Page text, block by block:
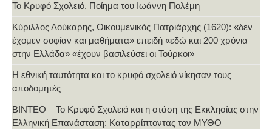
Το Κρυφό Σχολειό. Ποίημα του Ιωάννη Πολέμη
Κύριλλος Λούκαρης, Οικουμενικός Πατριάρχης (1620): «δεν
έχομεν σοφίαν και μαθήματα» επειδή «εδώ και 200 χρόνια
στην Ελλάδα» «έχουν βασιλεύσει οι Τούρκοι»
Η εθνική ταυτότητα και το κρυφό σχολειό νίκησαν τους
αποδομητές
ΒΙΝΤΕΟ – Το Κρυφό Σχολειό και η στάση της Εκκλησίας στην
Ελληνική Επανάσταση: Καταρρίπτοντας τον ΜΥΘΟ